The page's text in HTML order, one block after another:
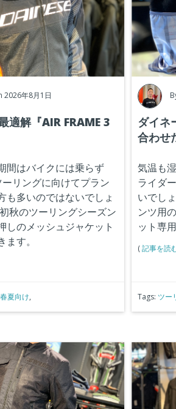
2026年8月1日
適解『AIR FRAME 3
間はバイクには乗らず
リングに向けてプラン
も多いのではないでしょ
秋のツーリングシーズン
しのメッシュジャケット
す。
春夏向け,
ダイネ
合わせ
気温も
ライダ
いでしょ
ンツ用
ット専
(記事を読
Tags: ツー